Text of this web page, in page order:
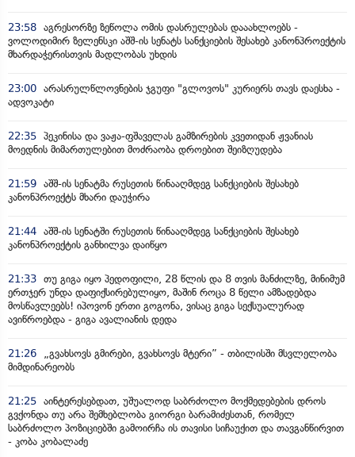
23:58 აგრესორზე ზეწოლა ომის დასრულებას დააახლოებს -
ვოლოდიმირ ზელენსკი აშშ-ის სენატს სანქციების შესახებ კანონპროექტის
მხარდაჭერისთვის მადლობას უხდის
23:00 არასრულწლოვნების ჯგუფი "გლოვოს" კურიერს თავს დაესხა -
ადვოკატი
22:35 პეკინისა და ვაჟა-ფშაველას გამზირების კვეთიდან ჟვანიას
მოედნის მიმართულებით მოძრაობა დროებით შეიზღუდება
21:59 აშშ-ის სენატმა რუსეთის წინააღმდეგ სანქციების შესახებ
კანონპროექტს მხარი დაუჭირა
21:44 აშშ-ის სენატში რუსეთის წინააღმდეგ სანქციების შესახებ
კანონპროექტის განხილვა დაიწყო
21:33 თუ გიგა იყო პედოფილი, 28 წლის და 8 თვის მანძილზე, მინიმუმ
ერთჯერ უნდა დაფიქსირებულიყო, მაშინ როცა 8 წელი ამზადებდა
მოსწავლეებს! იპოვონ ერთი გოგონა, ვისაც გიგა სექსუალურად
ავიწროებდა - გიგა ავალიანის დედა
21:26
„გვახსოვს გმირები, გვახსოვს მტერი” - თბილისში მსვლელობა
მიმდინარეობს
21:25 აინტერესებდათ, უშუალოდ საბრძოლო მოქმედებების დროს
გვქონდა თუ არა შემხებლობა გიორგი ბარამიძესთან, რომელ
საბრძოლო პოზიციებში გამოირჩა ის თავისი სიჩაუქით და თავგანწირვით
- კობა კობალაძე